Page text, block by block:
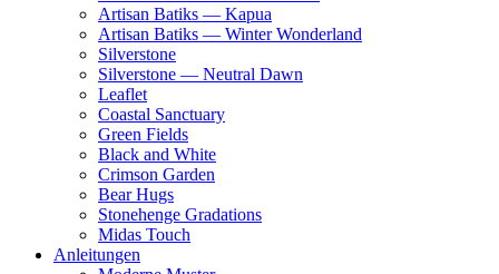
Artisan Batiks — Kapua
Artisan Batiks — Winter Wonderland
Silverstone
Silverstone — Neutral Dawn
Leaflet
Coastal Sanctuary
Green Fields
Black and White
Crimson Garden
Bear Hugs
Stonehenge Gradations
Midas Touch
Anleitungen